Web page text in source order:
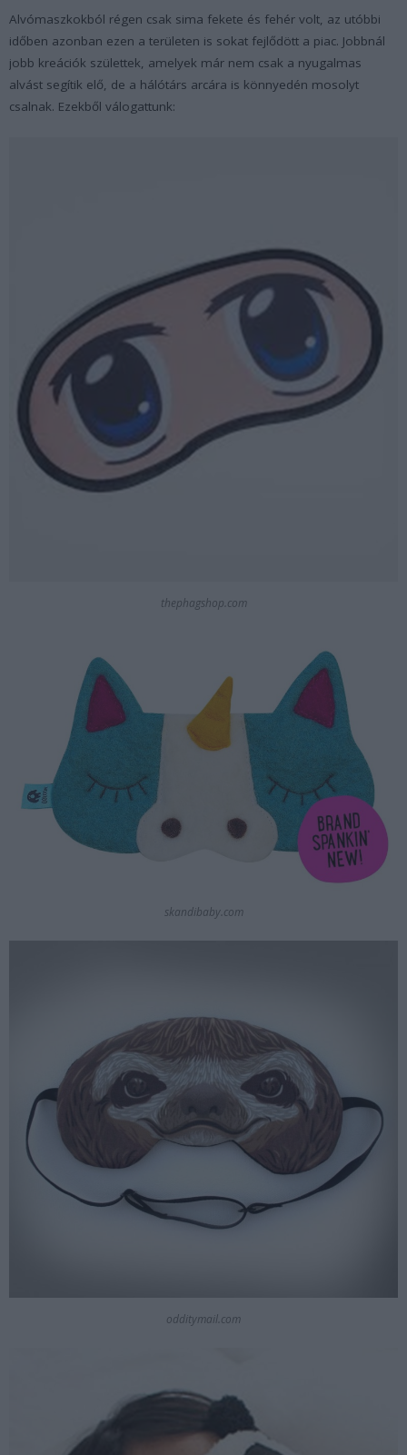
Alvómaszkokból régen csak sima fekete és fehér volt, az utóbbi
időben azonban ezen a területen is sokat fejlődött a piac. Jobbnál
jobb kreációk születtek, amelyek már nem csak a nyugalmas
alvást segítik elő, de a hálótárs arcára is könnyedén mosolyt
csalnak. Ezekből válogattunk:
thephagshop.com
skandibaby.com
odditymail.com